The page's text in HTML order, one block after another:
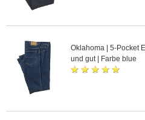
Oklahoma | 5-Pocket
und gut | Farbe blue